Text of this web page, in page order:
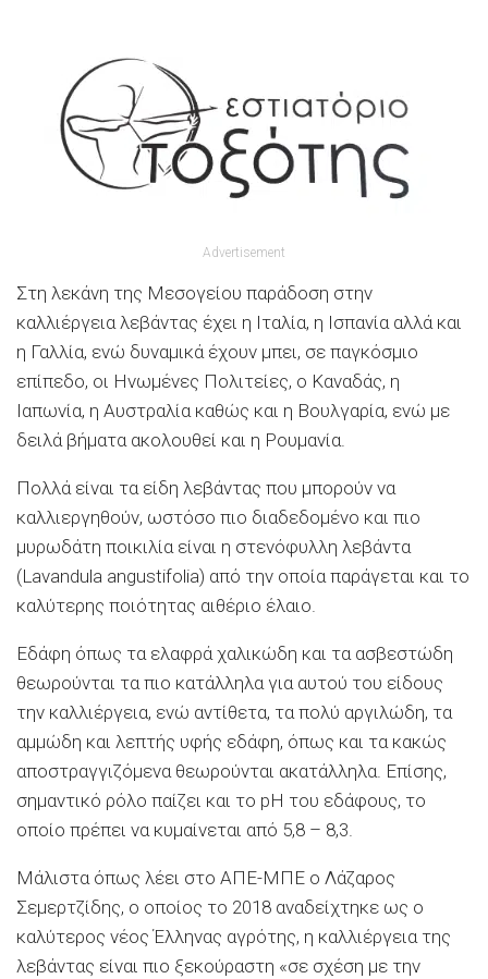
Advertisement
Στη λεκάνη της Μεσογείου παράδοση στην
καλλιέργεια λεβάντας έχει η Ιταλία, η Ισπανία αλλά και
η Γαλλία, ενώ δυναμικά έχουν μπει, σε παγκόσμιο
επίπεδο, οι Ηνωμένες Πολιτείες, ο Καναδάς, η
Ιαπωνία, η Αυστραλία καθώς και η Βουλγαρία, ενώ με
δειλά βήματα ακολουθεί και η Ρουμανία.
Πολλά είναι τα είδη λεβάντας που μπορούν να
καλλιεργηθούν, ωστόσο πιο διαδεδομένο και πιο
μυρωδάτη ποικιλία είναι η στενόφυλλη λεβάντα
(Lavandula angustifolia) από την οποία παράγεται και το
καλύτερης ποιότητας αιθέριο έλαιο.
Εδάφη όπως τα ελαφρά χαλικώδη και τα ασβεστώδη
θεωρούνται τα πιο κατάλληλα για αυτού του είδους
την καλλιέργεια, ενώ αντίθετα, τα πολύ αργιλώδη, τα
αμμώδη και λεπτής υφής εδάφη, όπως και τα κακώς
αποστραγγιζόμενα θεωρούνται ακατάλληλα. Επίσης,
σημαντικό ρόλο παίζει και το pH του εδάφους, το
οποίο πρέπει να κυμαίνεται από 5,8 – 8,3.
Μάλιστα όπως λέει στο ΑΠΕ-ΜΠΕ ο Λάζαρος
Σεμερτζίδης, ο οποίος το 2018 αναδείχτηκε ως ο
καλύτερος νέος Έλληνας αγρότης, η καλλιέργεια της
λεβάντας είναι πιο ξεκούραστη «σε σχέση με την